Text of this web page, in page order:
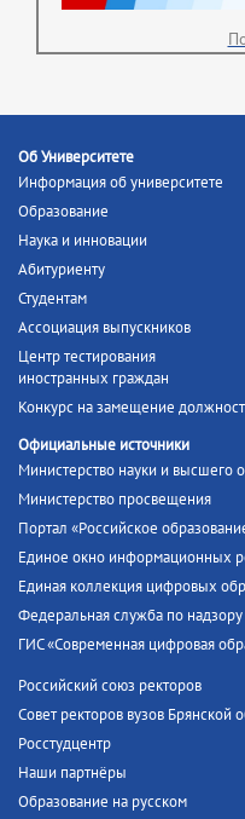
Об Университете
Информация об университете
Образование
Наука и инновации
Абитуриенту
Студентам
Ассоциация выпускников
Центр тестирования
иностранных граждан
Конкурс на замещение
Официальные источники
Министерство науки и высшего
Министерство просвещения
Портал «Российское
Единое окно информационных
Единая коллекция цифровых
Федеральная служба по
ГИС «Современная цифровая
Российский союз ректоров
Совет ректоров вузов Брянской
Росстудцентр
Наши партнёры
Образование на русском